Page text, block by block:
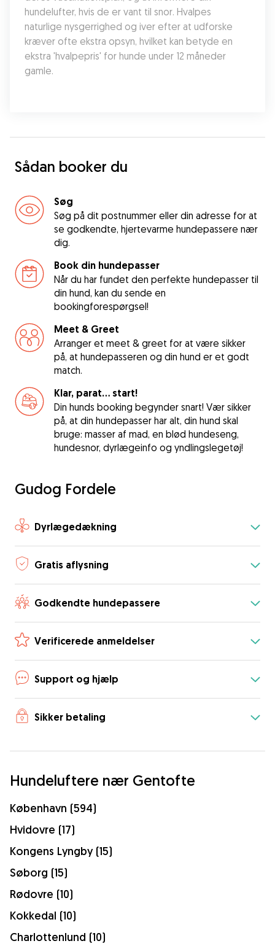
hundelufter, hvis de er vant til snor. Hvalpes
naturlige nysgerrighed og iver efter at udforske
kræver ofte ekstra opsyn, hvilket kan betyde en
ekstra 'hvalpepris' for hunde under 12 måneder
gamle.
Sådan booker du
Søg
Søg på dit postnummer eller din adresse for at
se godkendte, hjertevarme hundepassere nær
dig.
Book din hundepasser
Når du har fundet den perfekte hundepasser til
din hund, kan du sende en
bookingforespørgsel!
Meet & Greet
Arranger et meet & greet for at være sikker
på, at hundepasseren og din hund er et godt
match.
Klar, parat... start!
Din hunds booking begynder snart! Vær sikker
på, at din hundepasser har alt, din hund skal
bruge: masser af mad, en blød hundeseng,
hundesnor, dyrlægeinfo og yndlingslegetøj!
Gudog Fordele
Dyrlægedækning
Gratis aflysning
Godkendte hundepassere
Verificerede anmeldelser
Support og hjælp
Sikker betaling
Hundeluftere nær Gentofte
København (594)
Hvidovre (17)
Kongens Lyngby (15)
Søborg (15)
Rødovre (10)
Kokkedal (10)
Charlottenlund (10)